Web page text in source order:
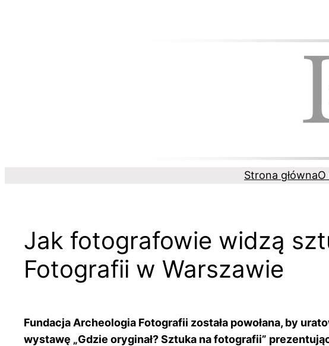
Strona głównaO
Jak fotografowie widzą
Fotografii w Warszawie
Fundacja Archeologia Fotografii została powołana, by
wystawę „Gdzie oryginał? Sztuka na fotografii”